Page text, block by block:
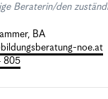
Beraterin/den
BA
noe.at
805